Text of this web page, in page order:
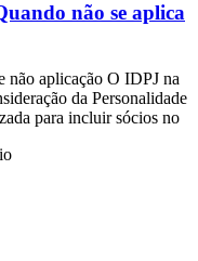
não se aplica
não aplicação O IDPJ na
da Personalidade
para incluir sócios no